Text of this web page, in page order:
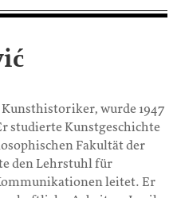
wurde 1947
studierte Kunstgeschichte
Fakultät der
den Lehrstuhl für
leitet. Er